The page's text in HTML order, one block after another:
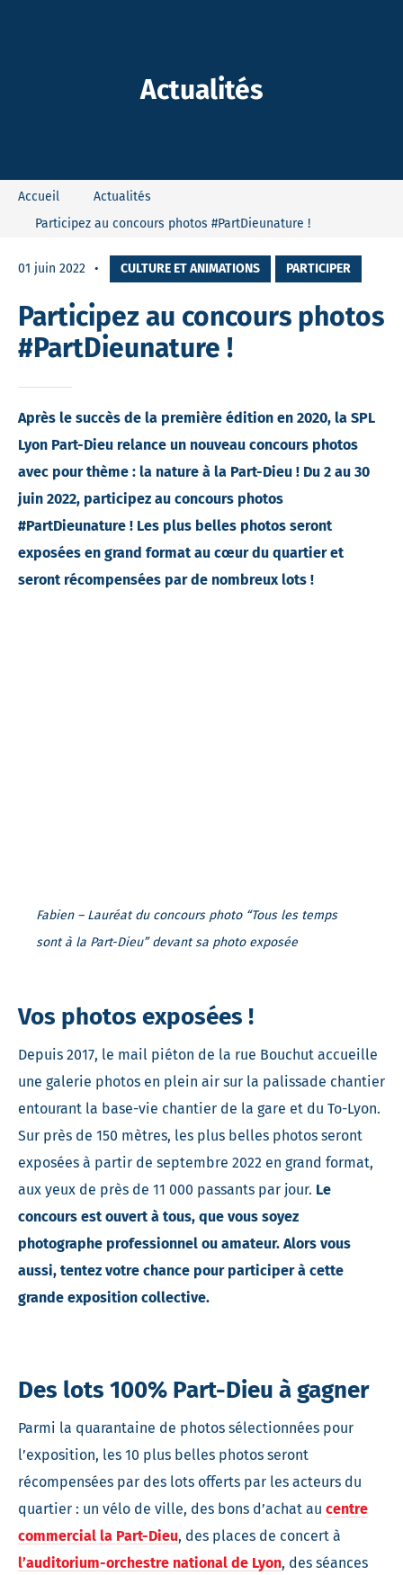
Actualités
Accueil
Actualités
Participez au concours photos #PartDieunature !
01 juin 2022 CULTURE ET ANIMATIONS PARTICIPER
Participez au concours photos
#PartDieunature !
Après le succès de la première édition en 2020, la SPL
Lyon Part-Dieu relance un nouveau concours photos
avec pour thème : la nature à la Part-Dieu ! Du 2 au 30
juin 2022, participez au concours photos
#PartDieunature ! Les plus belles photos seront
exposées en grand format au cœur du quartier et
seront récompensées par de nombreux lots !
Fabien – Lauréat du concours photo “Tous les temps
sont à la Part-Dieu” devant sa photo exposée
Vos photos exposées !
Depuis 2017, le mail piéton de la rue Bouchut accueille
une galerie photos en plein air sur la palissade chantier
entourant la base-vie chantier de la gare et du To-Lyon.
Sur près de 150 mètres, les plus belles photos seront
exposées à partir de septembre 2022 en grand format,
aux yeux de près de 11 000 passants par jour. Le
concours est ouvert à tous, que vous soyez
photographe professionnel ou amateur. Alors vous
aussi, tentez votre chance pour participer à cette
grande exposition collective.
Des lots 100% Part-Dieu à gagner
Parmi la quarantaine de photos sélectionnées pour
l’exposition, les 10 plus belles photos seront
récompensées par des lots offerts par les acteurs du
quartier : un vélo de ville, des bons d’achat au centre
commercial la Part-Dieu, des places de concert à
l’auditorium-orchestre national de Lyon, des séances